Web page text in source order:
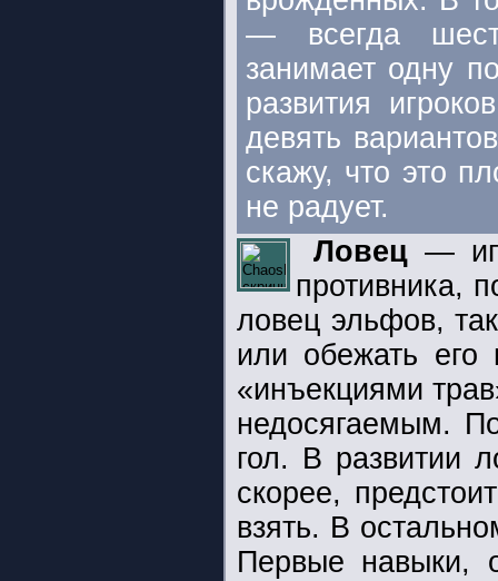
—
всегда
занимает одну
развития
девять
скажу, что это
не радует.
Ловец —
противника,
ловец эльфов,
или обежать его
«инъекциями
недосягаемым.
гол. В развитии
скорее,
взять. В
Первые навыки,